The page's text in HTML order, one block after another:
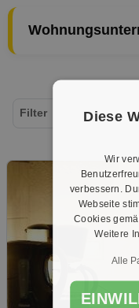
Filter
Diese
Wir
verbessern.
Webseite
Cookies
Weitere
Alle